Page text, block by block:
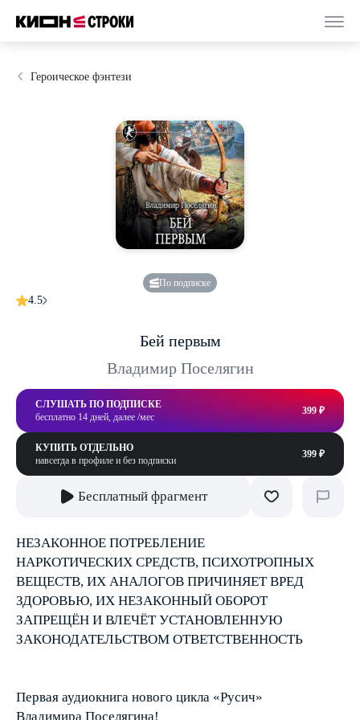
Героическое фэнтези
По подписке
4.5
Бей первым
Владимир Поселягин
СЛУШАТЬ ПО ПОДПИСКЕ
бесплатно 14 дней, далее /мес
399 ₽
КУПИТЬ ОТДЕЛЬНО
навсегда в профиле и без подписки
399 ₽
Бесплатный фрагмент
НЕЗАКОННОЕ ПОТРЕБЛЕНИЕ
НАРКОТИЧЕСКИХ СРЕДСТВ, ПСИХОТРОПНЫХ
ВЕЩЕСТВ, ИХ АНАЛОГОВ ПРИЧИНЯЕТ ВРЕД
ЗДОРОВЬЮ, ИХ НЕЗАКОННЫЙ ОБОРОТ
ЗАПРЕЩЁН И ВЛЕЧЁТ УСТАНОВЛЕННУЮ
ЗАКОНОДАТЕЛЬСТВОМ ОТВЕТСТВЕННОСТЬ
Первая аудиокнига нового цикла «Русич»
Владимира Поселягина!